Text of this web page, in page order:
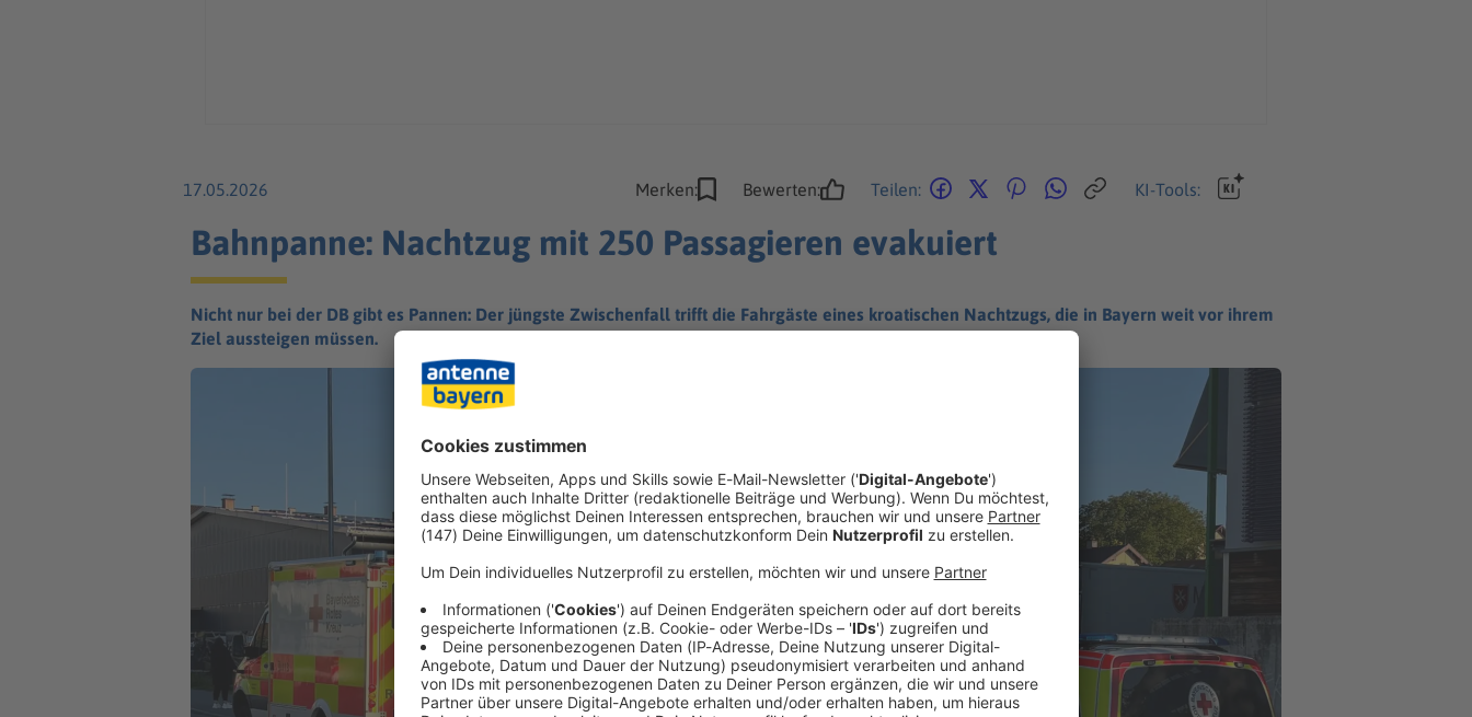
17.05.2026 Merken: Bewerten: Teilen: KI-Tools:
Bahnpanne: Nachtzug mit 250 Passagieren evakuiert
Nicht nur bei der DB gibt es Pannen: Der jüngste Zwischenfall trifft die Fahrgäste eines kroatischen Nachtzugs, die in Bayern weit vor ihrem
Ziel aussteigen müssen.